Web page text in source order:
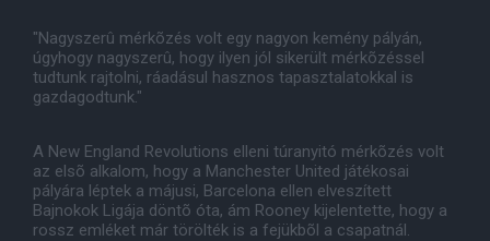
"Nagyszerû mérkõzés volt egy nagyon kemény pályán,
úgyhogy nagyszerû, hogy ilyen jól sikerült mérkõzéssel
tudtunk rajtolni, ráadásul hasznos tapasztalatokkal is
gazdagodtunk."
A New England Revolutions elleni túranyitó mérkõzés volt
az elsõ alkalom, hogy a Manchester United játékosai
pályára léptek a májusi, Barcelona ellen elveszített
Bajnokok Ligája döntõ óta, ám Rooney kijelentette, hogy a
rossz emléket már törölték is a fejükbõl a csapatnál.